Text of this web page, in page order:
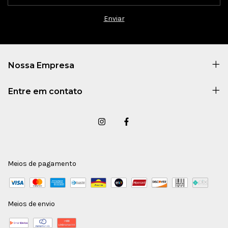
Nossa Empresa
Entre em contato
Meios de pagamento
Meios de envio